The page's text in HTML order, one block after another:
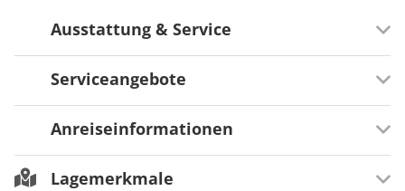
Ausstattung & Service
Serviceangebot
Abhol- und Bringservice vom und zum
Bahnhof/Bushaltestelle
Serviceangebote
Zusätzliche Serviceangebote
Freies WLAN
Anreiseinformationen
Verkehrsinfrastruktur
Lagemerkmale